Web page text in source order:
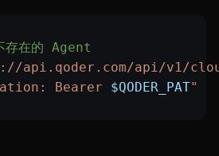
存在的 Agent
api.qoder.com/api/v1/
Bearer $QODER_PAT"